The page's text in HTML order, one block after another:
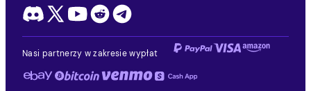
Nasi partnerzy w zakresie wypłat